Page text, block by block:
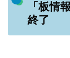
「板情
終了